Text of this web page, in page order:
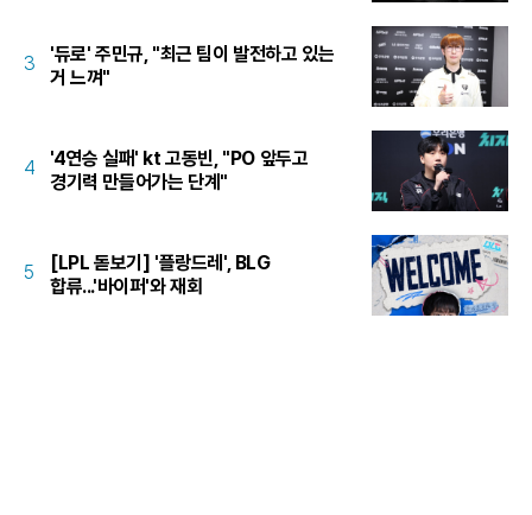
3
'듀로' 주민규, "최근 팀이 발전하고 있는
거 느껴"
4
'4연승 실패' kt 고동빈, "PO 앞두고
경기력 만들어가는 단계"
5
[LPL 돋보기] '플랑드레', BLG
합류...'바이퍼'와 재회